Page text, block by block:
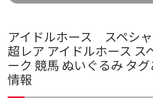
アイドルホース スペシ
超レア アイドルホース ス
ーク 競馬 ぬいぐるみ タ
情報